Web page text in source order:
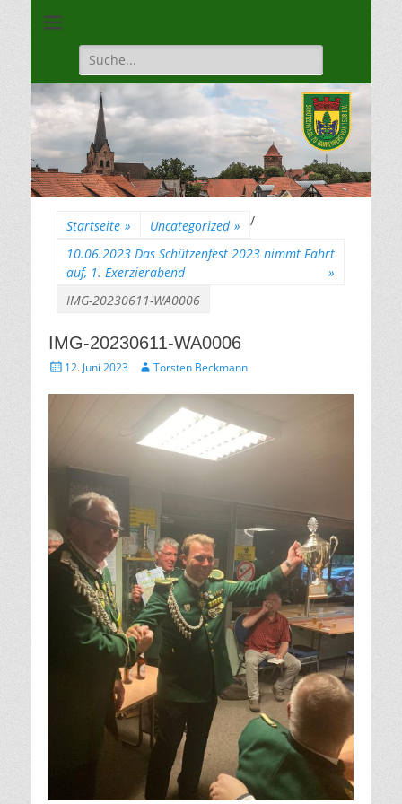
1528
Suche
für:
Startseite » Uncategorized »
/
10.06.2023 Das Schützenfest 2023 nimmt Fahrt
auf, 1. Exerzierabend
»
IMG-20230611-WA0006
IMG-20230611-WA0006
Gepostet
12. Juni 2023 AutorTorsten Beckmann